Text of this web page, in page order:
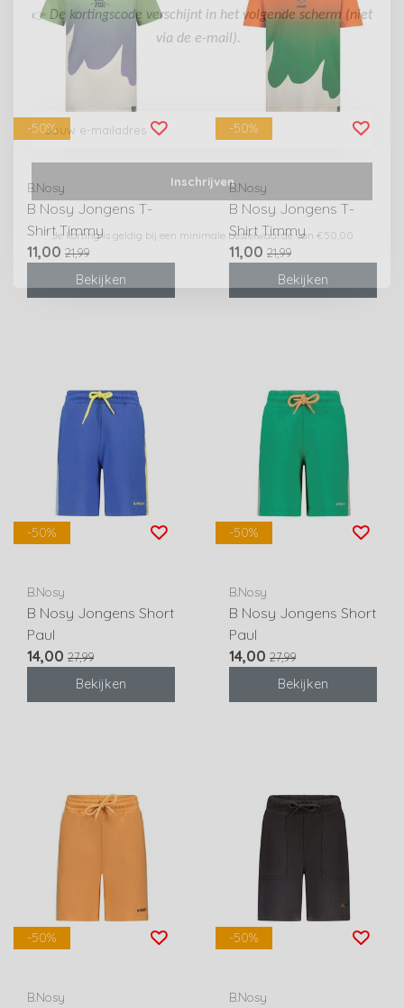
-50%
B.Nosy
B Nosy Jongens T-
Shirt Timmy
11,00 21,99
Bekijken
-50%
B.Nosy
B Nosy Jongens T-
Shirt Timmy
11,00 21,99
Bekijken
-50%
B.Nosy
B Nosy Jongens Short
Paul
14,00 27,99
Bekijken
-50%
B.Nosy
B Nosy Jongens Short
Paul
14,00 27,99
Bekijken
-50%
B.Nosy
-50%
B.Nosy
👉 De kortingscode verschijnt in het volgende scherm (niet
via de e-mail).
Inschrijven
Je korting is geldig bij een minimale bestelwaarde van €50,00